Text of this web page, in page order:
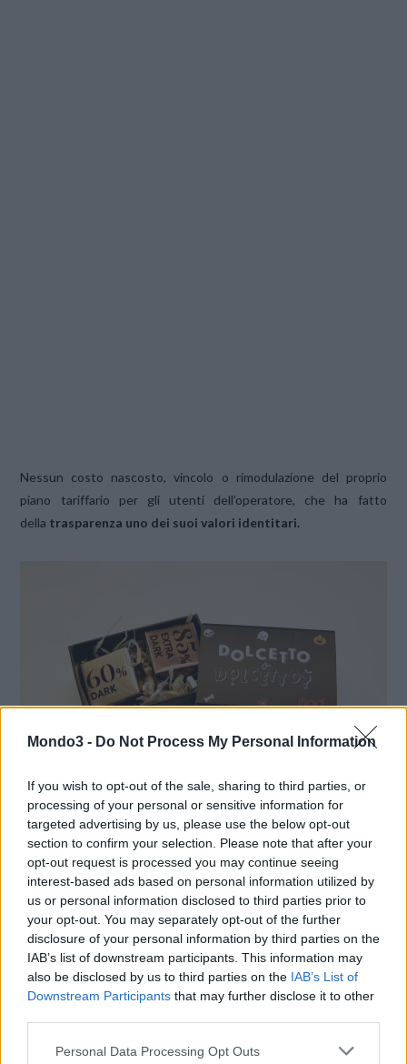
Mondo3 - Do Not Process My Personal Information
If you wish to opt-out of the sale, sharing to third parties, or
processing of your personal or sensitive information for
targeted advertising by us, please use the below opt-out
section to confirm your selection. Please note that after your
opt-out request is processed you may continue seeing
interest-based ads based on personal information utilized by
us or personal information disclosed to third parties prior to
your opt-out. You may separately opt-out of the further
disclosure of your personal information by third parties on the
IAB’s list of downstream participants. This information may
also be disclosed by us to third parties on the IAB’s List of
Downstream Participants that may further disclose it to other
Personal Data Processing Opt Outs
Nessun costo nascosto, vincolo o rimodulazione del proprio
piano tariffario per gli utenti dell’operatore, che ha fatto
della trasparenza uno dei suoi valori identitari.
Quale migliore occasione quindi per ricordare il valore di poter
avere finalmente un rapporto di fiducia con il proprio operatore
mobile, con un omaggio che addolcirà la giornata di tutti gli utenti
che visiteranno un Flagship Store iliad durante il weekend di
Halloween?
In tutti gli iliad Store è inoltre possibile attivare l’offerta Giga
(120 GB di traffico mobile + minuti e SMS illimitati a soli